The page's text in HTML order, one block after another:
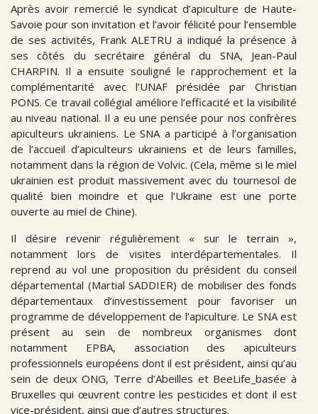
Après avoir remercié le syndicat d’apiculture de Haute-
Savoie pour son invitation et l’avoir félicité pour l’ensemble
de ses activités, Frank ALETRU a indiqué la présence à
ses côtés du secrétaire général du SNA, Jean-Paul
CHARPIN. Il a ensuite souligné le rapprochement et la
complémentarité avec l’UNAF présidée par Christian
PONS. Ce travail collégial améliore l’efficacité et la visibilité
au niveau national. Il a eu une pensée pour nos confrères
apiculteurs ukrainiens. Le SNA a participé à l’organisation
de l’accueil d’apiculteurs ukrainiens et de leurs familles,
notamment dans la région de Volvic. (Cela, même si le miel
ukrainien est produit massivement avec du tournesol de
qualité bien moindre et que l’Ukraine est une porte
ouverte au miel de Chine).
Il désire revenir régulièrement « sur le terrain »,
notamment lors de visites interdépartementales. Il
reprend au vol une proposition du président du conseil
départemental (Martial SADDIER) de mobiliser des fonds
départementaux d’investissement pour favoriser un
programme de développement de l’apiculture. Le SNA est
présent au sein de nombreux organismes dont
notamment EPBA, association des apiculteurs
professionnels européens dont il est président, ainsi qu’au
sein de deux ONG, Terre d’Abeilles et BeeLife basée à
Bruxelles qui œuvrent contre les pesticides et dont il est
vice-président, ainsi que d’autres structures.